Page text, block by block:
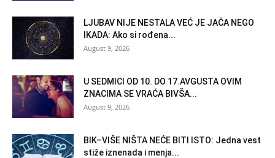
LJUBAV NIJE NESTALA VEĆ JE JAČA NEGO
IKADA: Ako si rođena...
August 9, 2026
U SEDMICI OD 10. DO 17.AVGUSTA OVIM
ZNACIMA SE VRAĆA BIVŠA...
August 9, 2026
BIK–VIŠE NIŠTA NEĆE BITI ISTO: Jedna vest
stiže iznenada i menja...